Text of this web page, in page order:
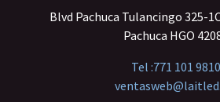
Blvd Pachuca Tulancingo 325-
Pachuca HGO
Tel :771 101 9810